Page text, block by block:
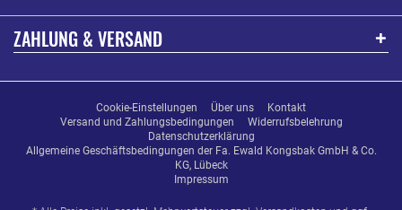
ZAHLUNG & VERSAND
Cookie-Einstellungen Über uns
Kontakt
Versand und Zahlungsbedingungen
Widerrufsbelehrung
Datenschutzerklärung
Allgemeine Geschäftsbedingungen der Fa. Ewald Kongsbak GmbH & Co.
KG, Lübeck
Impressum